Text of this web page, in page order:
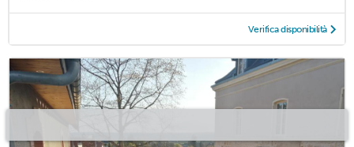
Verifica disponibilità